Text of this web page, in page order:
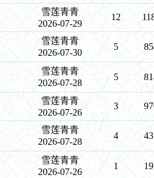
雪莲青青
2026-07-29
12
雪莲青青
2026-07-30
5
雪莲青青
2026-07-28
5
雪莲青青
2026-07-26
3
雪莲青青
2026-07-28
4
雪莲青青
2026-07-26
1